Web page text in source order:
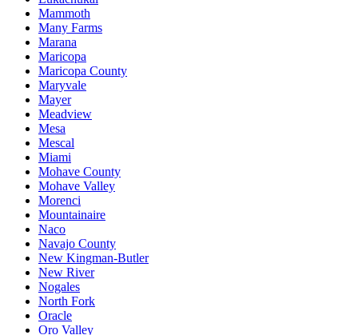
Mammoth
Many Farms
Marana
Maricopa
Maricopa County
Maryvale
Mayer
Meadview
Mesa
Mescal
Miami
Mohave County
Mohave Valley
Morenci
Mountainaire
Naco
Navajo County
New Kingman-Butler
New River
Nogales
North Fork
Oracle
Oro Valley